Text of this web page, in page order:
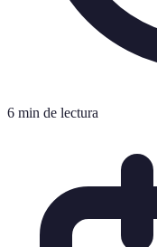
6 min de lectura